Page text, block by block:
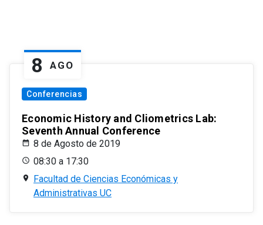
8 AGO
Conferencias
Economic History and Cliometrics Lab:
Seventh Annual Conference
8 de Agosto de 2019
08:30 a 17:30
Facultad de Ciencias Económicas y
Administrativas UC